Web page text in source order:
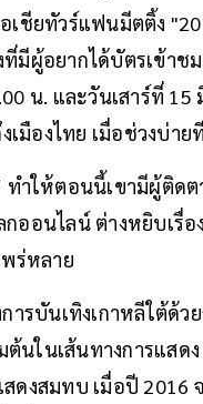
ชียทัวร์แฟนมีตติ้ง
ผู้อยากได้บัตรเข้าช
น. และวันเสาร์ที่
เมืองไทย เมื่อช่วงบ่า
ำให้ตอนนี้เขามีผู้ติด
ออนไลน์ ต่างหยิบเรื่อ
ร่หลาย
รบันเทิงเกาหลีใต้ด้ว
นในเส้นทางการแสด
งสมทบ เมื่อปี 2016